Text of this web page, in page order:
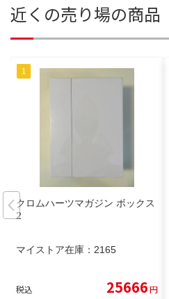
近くの売り場の商品
クロムハーツマガジン ボックス
2
マイストア在庫： 2165
税込 25666円